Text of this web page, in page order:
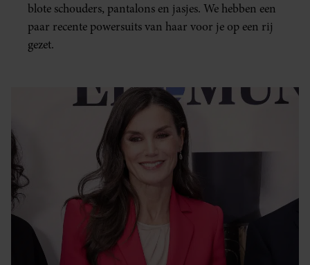
blote schouders, pantalons en jasjes. We hebben een
paar recente powersuits van haar voor je op een rij
gezet.